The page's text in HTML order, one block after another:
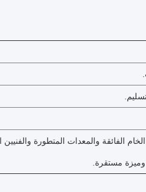
الخام الفائقة والمعدات المتطورة
وميزة مستقرة.